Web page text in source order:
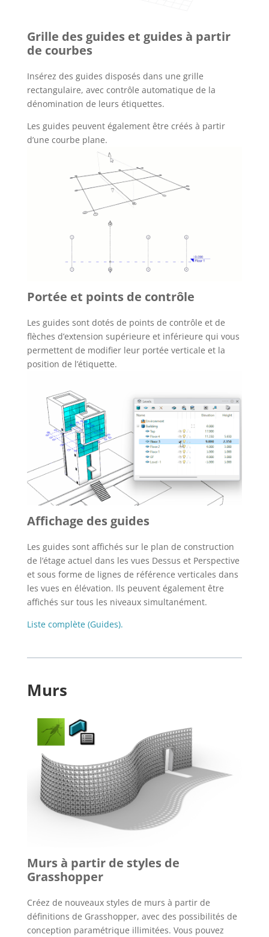
Grille des guides et guides à partir
de courbes
Insérez des guides disposés dans une grille
rectangulaire, avec contrôle automatique de la
dénomination de leurs étiquettes.
Les guides peuvent également être créés à partir
d’une courbe plane.
Portée et points de contrôle
Les guides sont dotés de points de contrôle et de
flèches d’extension supérieure et inférieure qui vous
permettent de modifier leur portée verticale et la
position de l’étiquette.
Affichage des guides
Les guides sont affichés sur le plan de construction
de l’étage actuel dans les vues Dessus et Perspective
et sous forme de lignes de référence verticales dans
les vues en élévation. Ils peuvent également être
affichés sur tous les niveaux simultanément.
Liste complète (Guides).
Murs
Murs à partir de styles de
Grasshopper
Créez de nouveaux styles de murs à partir de
définitions de Grasshopper, avec des possibilités de
conception paramétrique illimitées. Vous pouvez